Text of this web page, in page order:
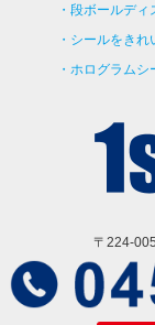
段ボールディ
シールをきれ
ホログラムシ
〒224-